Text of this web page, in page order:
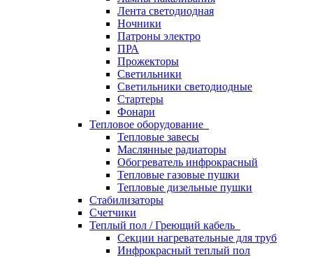
Лента светодиодная
Ночники
Патроны электро
ПРА
Прожекторы
Светильники
Светильники светодиодные
Стартеры
Фонари
Тепловое оборудование
Тепловые завесы
Маслянные радиаторы
Обогреватель инфрокрасный
Тепловые газовые пушки
Тепловые дизельные пушки
Стабилизаторы
Счетчики
Теплый пол / Греющий кабель
Секции нагревательные для труб
Инфрокрасный теплый пол